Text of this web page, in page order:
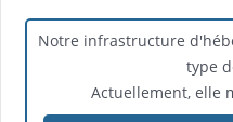
Notre infrastructure
type
Actuellement, elle